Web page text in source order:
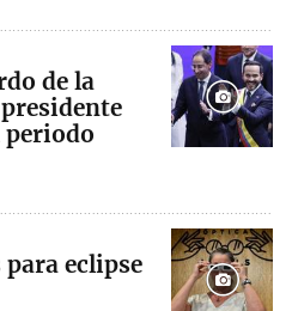
de la
periodo
eclipse